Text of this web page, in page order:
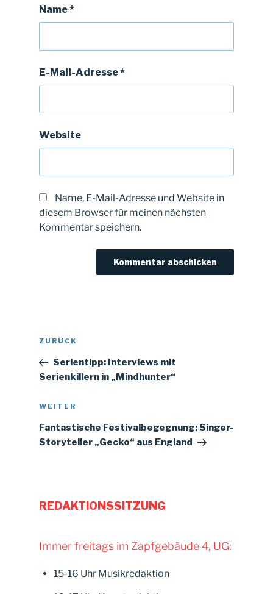
Name*
E-Mail-Adresse*
Website
Name, E-Mail-Adresse und Website in
diesem Browser für meinen nächsten
Kommentar speichern.
Vorheriger
ZURÜCK
Serientipp: Interviews mit
Serienkillern in „Mindhunter“
Nächster
WEITER
Fantastische Festivalbegegnung: Singer-
Storyteller „Gecko“ aus England
REDAKTIONSSITZUNG
Immer freitags im Zapfgebäude 4, UG:
15-16 Uhr Musikredaktion